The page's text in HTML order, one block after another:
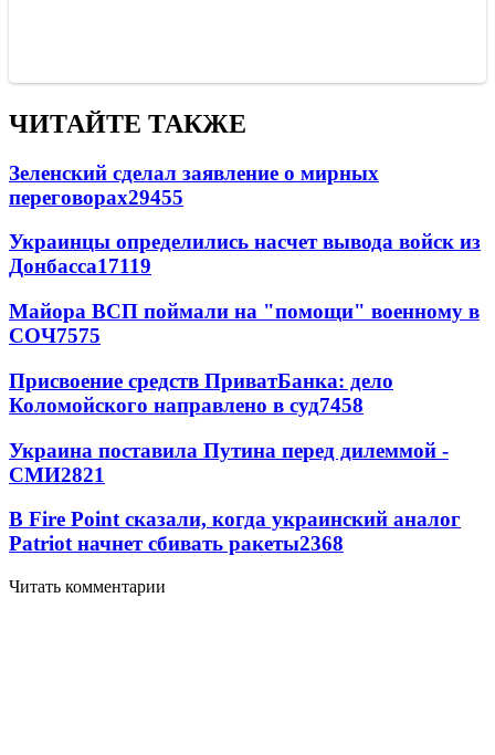
ЧИТАЙТЕ ТАКЖЕ
Зеленский сделал заявление о мирных
переговорах29455
Украинцы определились насчет вывода войск из
Донбасса17119
Майора ВСП поймали на "помощи" военному в
СОЧ7575
Присвоение средств ПриватБанка: дело
Коломойского направлено в суд7458
Украина поставила Путина перед дилеммой -
СМИ2821
В Fire Point сказали, когда украинский аналог
Patriot начнет сбивать ракеты2368
Читать комментарии